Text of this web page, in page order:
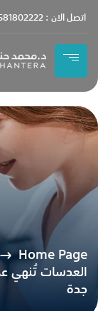
اتصل الان : 0581802222
Home Page
العدسات تُنهي
جدة